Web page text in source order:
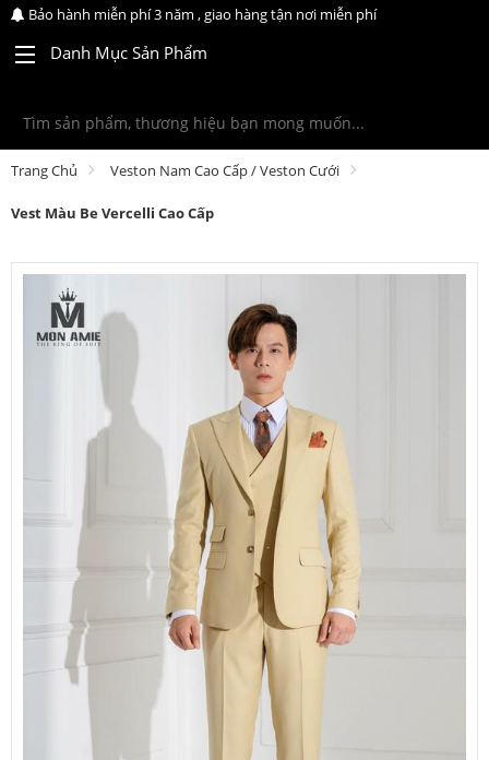
Bảo hành miễn phí 3 năm , giao hàng tận nơi miễn phí
Danh Mục Sản Phẩm
Trang Chủ Veston Nam Cao Cấp / Veston Cưới
Vest Màu Be Vercelli Cao Cấp